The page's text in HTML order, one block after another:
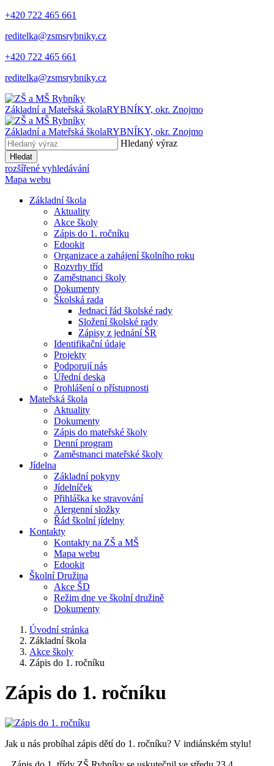
+420 722 465 661
reditelka@zsmsrybniky.cz
+420 722 465 661
reditelka@zsmsrybniky.cz
Základní a Mateřská školaRYBNÍKY, okr. Znojmo
Základní a Mateřská školaRYBNÍKY, okr. Znojmo
Hledaný výraz
Hledat
rozšířené vyhledávání
Mapa webu
Základní škola
Aktuality
Akce školy
Zápis do 1. ročníku
Edookit
Organizace a zahájení školního roku
Rozvrhy tříd
Zaměstnanci školy
Dokumenty
Školská rada
Jednací řád školské rady
Složení školské rady
Zápisy z jednání ŠR
Identifikační údaje
Projekty
Podporují nás
Úřední deska
Prohlášení o přístupnosti
Mateřská škola
Aktuality
Dokumenty
Zápis do mateřské školy
Denní program
Zaměstnanci mateřské školy
Jídelna
Základní pokyny
Jídelníček
Přihláška ke stravování
Alergenní složky
Řád školní jídelny
Kontakty
Kontakty na ZŠ a MŠ
Mapa webu
Edookit
Školní Družina
Akce ŠD
Režim dne ve školní družině
Dokumenty
Úvodní stránka
Základní škola
Akce školy
Zápis do 1. ročníku
Zápis do 1. ročníku
Jak u nás probíhal zápis dětí do 1. ročníku? V indiánském stylu!